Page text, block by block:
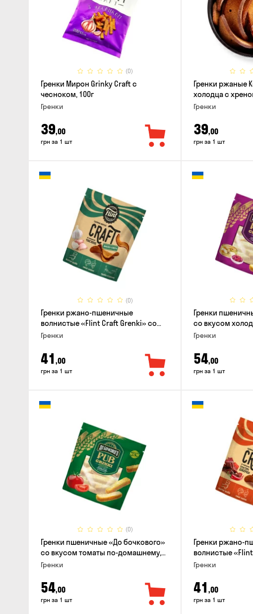
(0)
Гренки Мирон Grinky Craft с
чесноком, 100г
Гренки
39,00
грн за 1 шт
Гренки ржаные
холодца с
Гренки
39,00
грн за 1 шт
(0)
Гренки ржано-пшеничные
волнистые «Flint Craft Grenki» со
вкусом чеснока, 80г
Гренки
41 ,00
грн за 1 шт
Гренки
со вкусом
Гренки
54,00
грн за 1 шт
(0)
Гренки пшеничные «До бочкового»
со вкусом томаты по-домашнему,
120г
Гренки
54,00
грн за 1 шт
Гренки ржано-
волнистые
вкусом острых
Гренки
41 ,00
грн за 1 шт